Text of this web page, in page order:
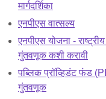
मार्गदर्शिका
एनपीएस वात्सल्य
एनपीएस योजना -
गुंतवणूक कशी करावी
पब्लिक प्रॉव्हिडंट फंड
गुंतवणूक